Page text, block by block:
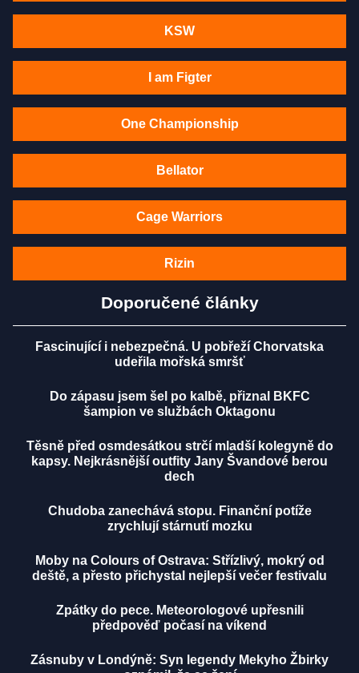
KSW
I am Figter
One Championship
Bellator
Cage Warriors
Rizin
Doporučené články
Fascinující i nebezpečná. U pobřeží Chorvatska
udeřila mořská smršť
Do zápasu jsem šel po kalbě, přiznal BKFC
šampion ve službách Oktagonu
Těsně před osmdesátkou strčí mladší kolegyně do
kapsy. Nejkrásnější outfity Jany Švandové berou
dech
Chudoba zanechává stopu. Finanční potíže
zrychlují stárnutí mozku
Moby na Colours of Ostrava: Střízlivý, mokrý od
deště, a přesto přichystal nejlepší večer festivalu
Zpátky do pece. Meteorologové upřesnili
předpověď počasí na víkend
Zásnuby v Londýně: Syn legendy Mekyho Žbirky